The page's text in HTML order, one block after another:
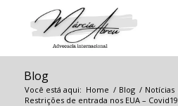
Blog
Você está aqui: Home / Blog / Notícias
Restrições de entrada nos EUA – Covid19